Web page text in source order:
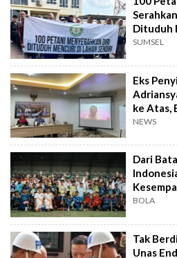
Dituduh
SUMSEL
Eks
ke Atas,
NEWS
Dari
BOLA
Tak
Unas